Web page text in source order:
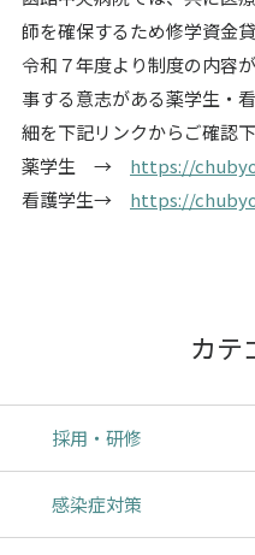
カテ
採用・研修
感染症対策
師を確保するため修学資金
令和７年度より制度の内容
事する意志がある薬学生・
細を下記リンクからご確認下
薬学生 → https://
看護学生→ https://